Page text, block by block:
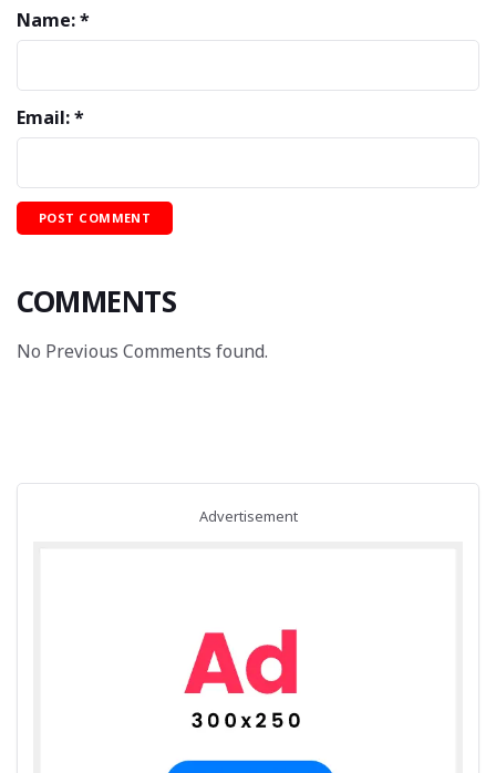
Name: *
Email: *
COMMENTS
No Previous Comments found.
Advertisement